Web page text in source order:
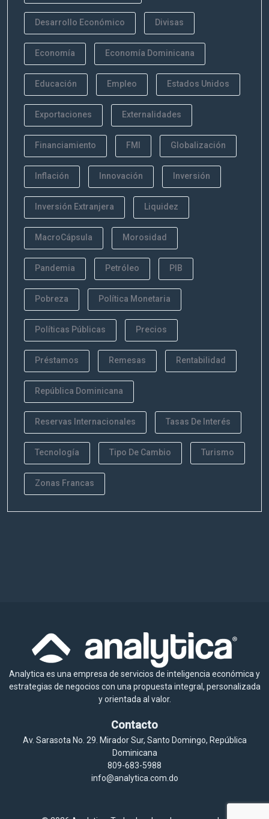
Desarrollo Económico Divisas
Economía Economía Dominicana
Educación Empleo Estados Unidos
Exportaciones Externalidades
Financiamiento FMI Globalización
Inflación Innovación Inversión
Inversión Extranjera Liquidez
MacroCápsula Morosidad
Pandemia Petróleo PIB
Pobreza Política Monetaria
Políticas Públicas Precios
Préstamos Remesas Rentabilidad
República Dominicana
Reservas Internacionales Tasas De Interés
Tecnología Tipo De Cambio Turismo
Zonas Francas
Analytica es una empresa de servicios de inteligencia económica y
estrategias de negocios con una propuesta integral, personalizada
y orientada al valor.
Contacto
Av. Sarasota No. 29. Mirador Sur, Santo Domingo, República
Dominicana
809-683-5988
info@analytica.com.do